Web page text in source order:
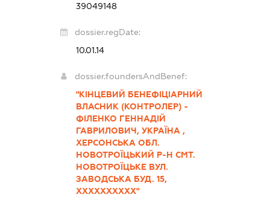
39049148
dossier.regDate:
10.01.14
dossier.foundersAndBenef:
"КІНЦЕВИЙ БЕНЕФІЦІАРНИЙ
ВЛАСНИК (КОНТРОЛЕР) -
ФІЛЕНКО ГЕННАДІЙ
ГАВРИЛОВИЧ, УКРАЇНА ,
ХЕРСОНСЬКА ОБЛ.
НОВОТРОЇЦЬКИЙ Р-Н СМТ.
НОВОТРОЇЦЬКЕ ВУЛ.
ЗАВОДСЬКА БУД. 15,
ХХХХХХХХХХ"